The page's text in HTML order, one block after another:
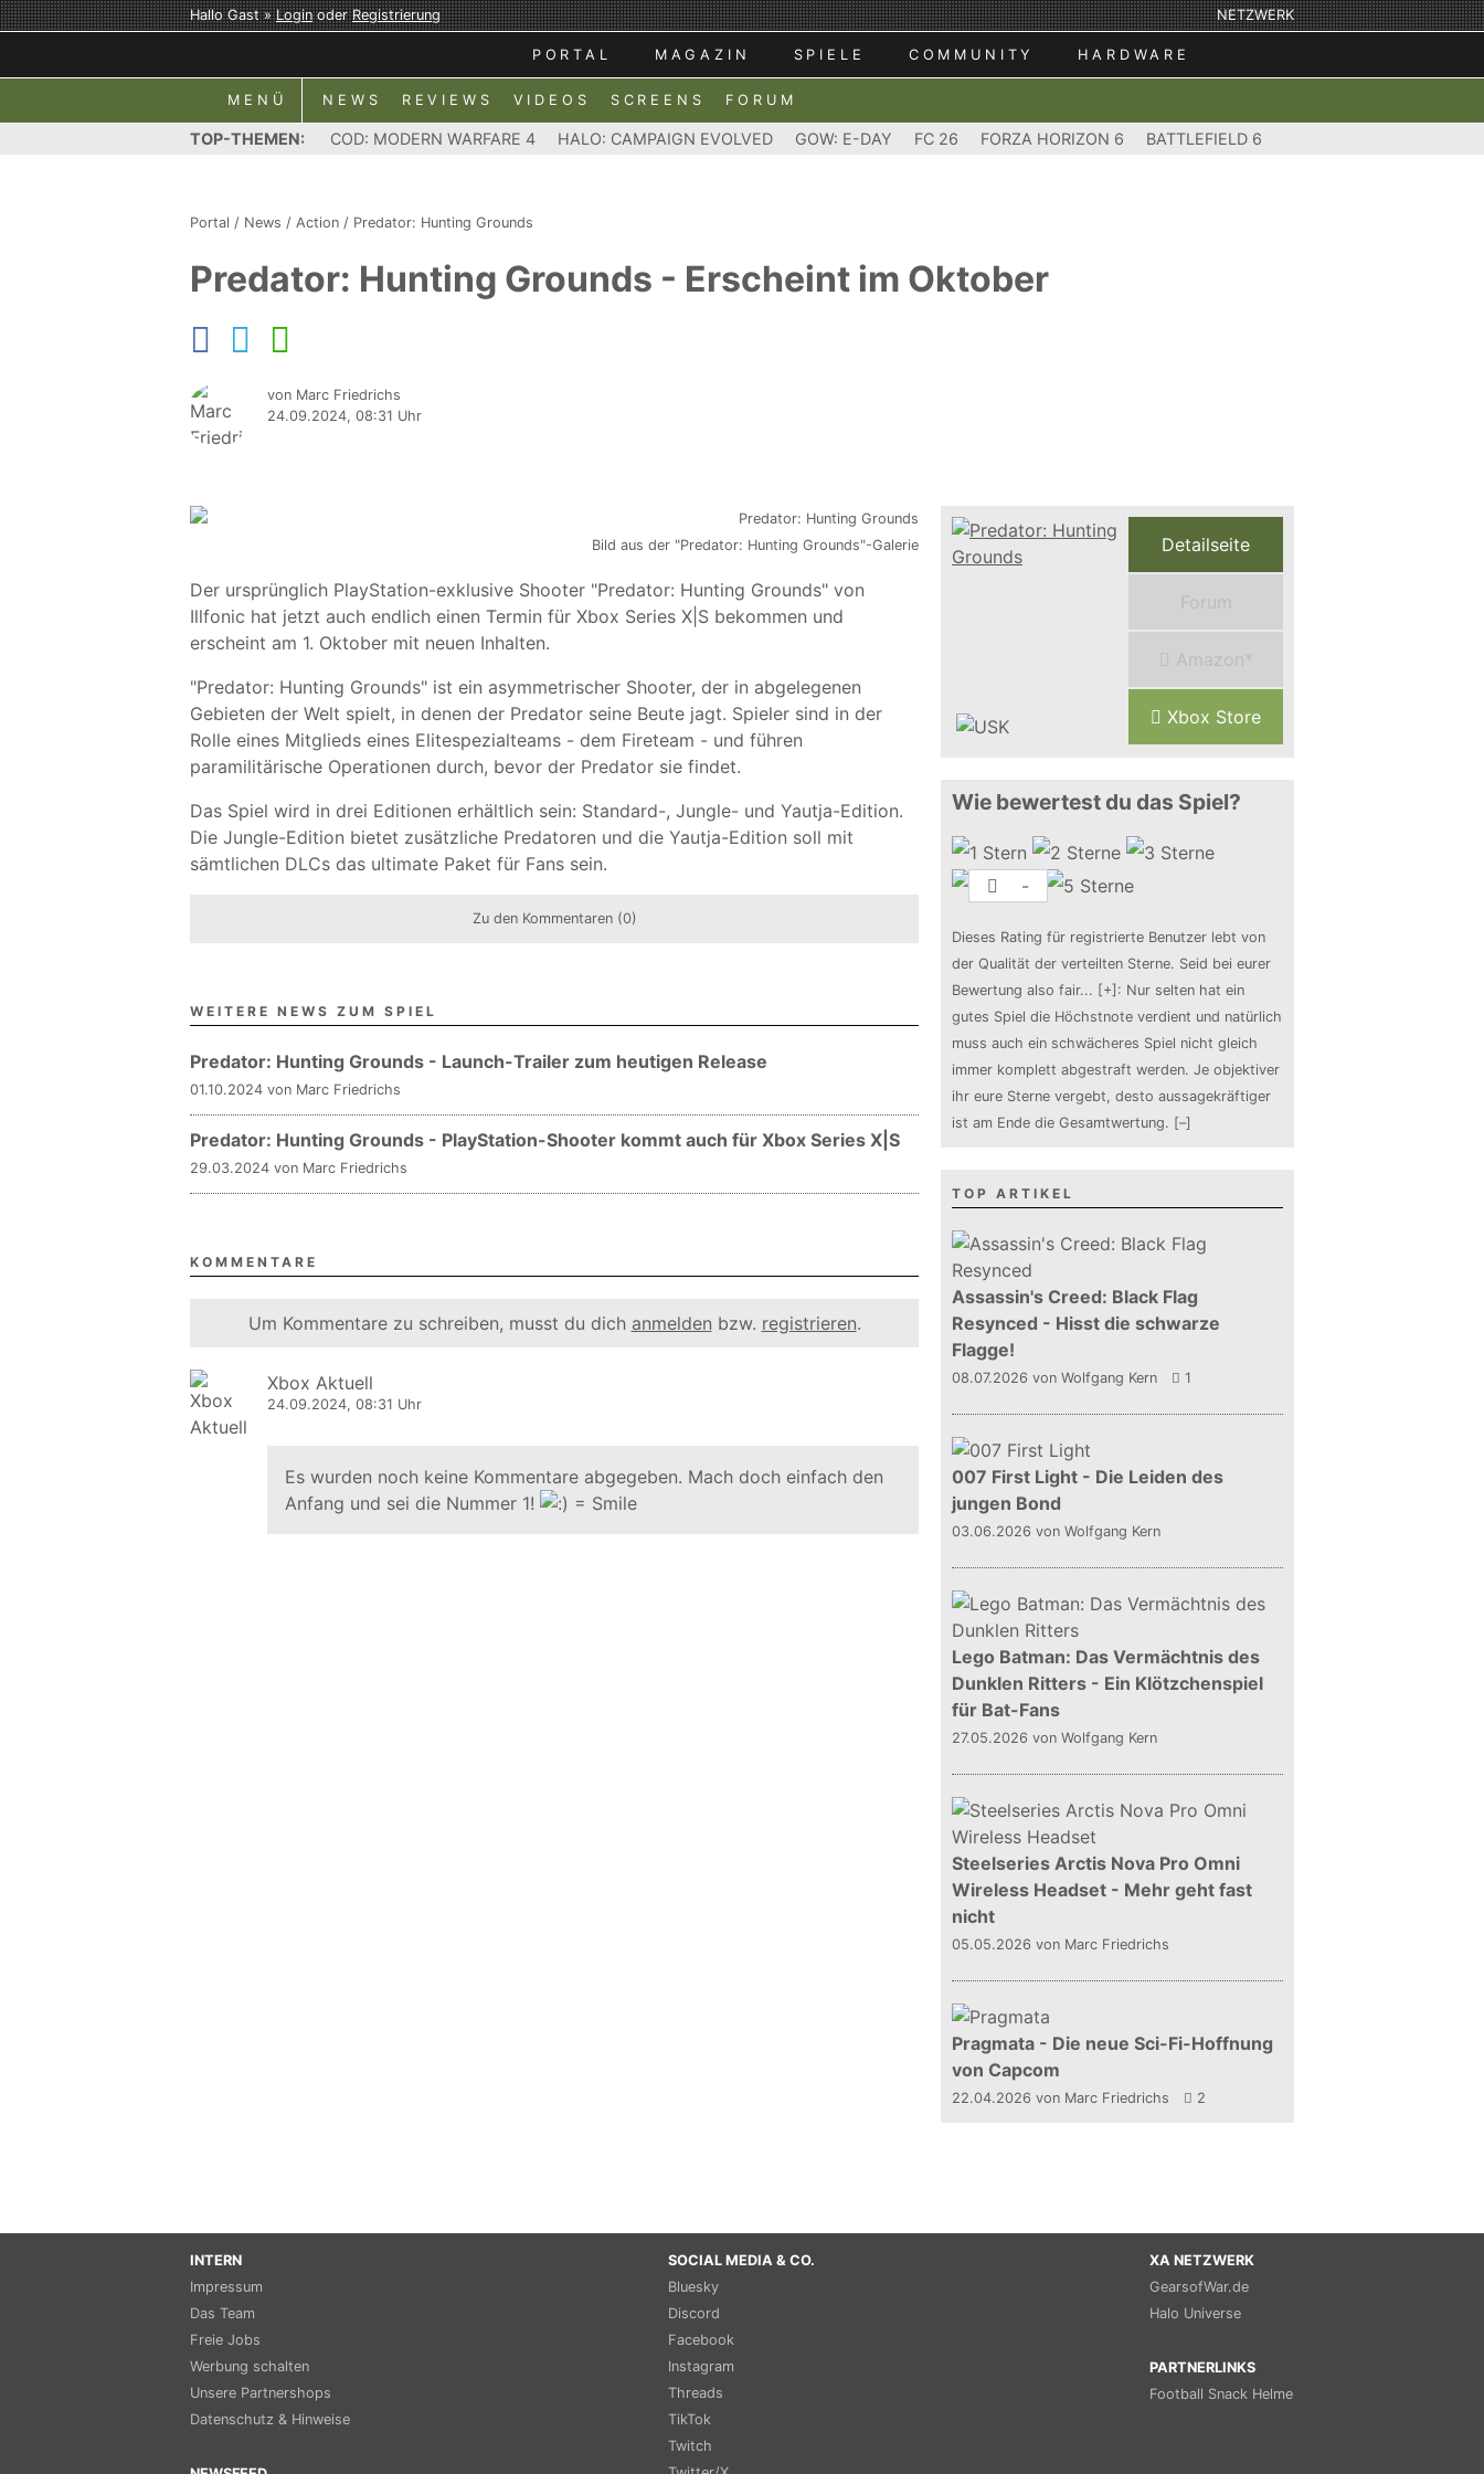
Hallo Gast »LoginoderRegistrierung NETZWERK
PORTAL MAGAZIN SPIELE COMMUNITY HARDWARE
MENÜ NEWS REVIEWS VIDEOS SCREENS FORUM
TOP-THEMEN: COD: MODERN WARFARE 4 HALO: CAMPAIGN EVOLVED GOW: E-DAY FC 26 FORZA HORIZON 6 BATTLEFIELD 6
Portal / News / Action / Predator: Hunting Grounds
Predator: Hunting Grounds - Erscheint im Oktober
von Marc Friedrichs
24.09.2024, 08:31 Uhr
Bild aus der "Predator: Hunting Grounds"-Galerie
Der ursprünglich PlayStation-exklusive Shooter "Predator: Hunting Grounds" von
Illfonic hat jetzt auch endlich einen Termin für Xbox Series X|S bekommen und
erscheint am 1. Oktober mit neuen Inhalten.
"Predator: Hunting Grounds" ist ein asymmetrischer Shooter, der in abgelegenen
Gebieten der Welt spielt, in denen der Predator seine Beute jagt. Spieler sind in der
Rolle eines Mitglieds eines Elitespezialteams - dem Fireteam - und führen
paramilitärische Operationen durch, bevor der Predator sie findet.
Das Spiel wird in drei Editionen erhältlich sein: Standard-, Jungle- und Yautja-Edition.
Die Jungle-Edition bietet zusätzliche Predatoren und die Yautja-Edition soll mit
sämtlichen DLCs das ultimate Paket für Fans sein.
Zu den Kommentaren (0)
WEITERE NEWS ZUM SPIEL
Predator: Hunting Grounds - Launch-Trailer zum heutigen Release
01.10.2024 von Marc Friedrichs
Predator: Hunting Grounds - PlayStation-Shooter kommt auch für Xbox Series X|S
29.03.2024 von Marc Friedrichs
KOMMENTARE
Um Kommentare zu schreiben, musst du dich anmelden bzw. registrieren.
Xbox Aktuell
24.09.2024, 08:31 Uhr
Es wurden noch keine Kommentare abgegeben. Mach doch einfach den
Anfang und sei die Nummer 1!
Detailseite
Forum
Amazon*
Xbox Store
Wie bewertest du das Spiel?
-
Dieses Rating für registrierte Benutzer lebt von
der Qualität der verteilten Sterne. Seid bei eurer
Bewertung also fair... [+] : Nur selten hat ein
gutes Spiel die Höchstnote verdient und natürlich
muss auch ein schwächeres Spiel nicht gleich
immer komplett abgestraft werden. Je objektiver
ihr eure Sterne vergebt, desto aussagekräftiger
ist am Ende die Gesamtwertung. [–]
TOP ARTIKEL
Assassin's Creed: Black Flag
Resynced - Hisst die schwarze
Flagge!
08.07.2026 von Wolfgang Kern 1
007 First Light - Die Leiden des
jungen Bond
03.06.2026 von Wolfgang Kern
Lego Batman: Das Vermächtnis des
Dunklen Ritters - Ein Klötzchenspiel
für Bat-Fans
27.05.2026 von Wolfgang Kern
Steelseries Arctis Nova Pro Omni
Wireless Headset - Mehr geht fast
nicht
05.05.2026 von Marc Friedrichs
Pragmata - Die neue Sci-Fi-Hoffnung
von Capcom
22.04.2026 von Marc Friedrichs 2
INTERN
Impressum
Das Team
Freie Jobs
Werbung schalten
Unsere Partnershops
Datenschutz & Hinweise
SOCIAL MEDIA & CO.
Bluesky
Discord
Facebook
Instagram
Threads
TikTok
Twitch
XA NETZWERK
GearsofWar.de
Halo Universe
PARTNERLINKS
Football Snack Helme